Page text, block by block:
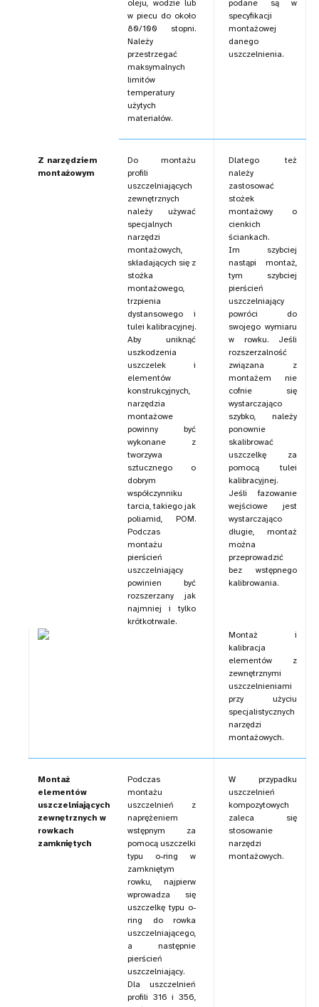
oleju, wodzie lub
w piecu do około
80/100 stopni.
Należy
przestrzegać
maksymalnych
limitów
temperatury
użytych
materiałów.
podane są w
specyfikacji
montażowej
danego
uszczelnienia.
Z narzędziem
montażowym
Do montażu
profili
uszczelniających
zewnętrznych
należy używać
specjalnych
narzędzi
montażowych,
składających się z
stożka
montażowego,
trzpienia
dystansowego i
tulei kalibracyjnej.
Aby uniknąć
uszkodzenia
uszczelek i
elementów
konstrukcyjnych,
narzędzia
montażowe
powinny być
wykonane z
tworzywa
sztucznego o
dobrym
współczynniku
tarcia, takiego jak
poliamid, POM.
Podczas
montażu
pierścień
uszczelniający
powinien być
rozszerzany jak
najmniej i tylko
krótkotrwale.
Dlatego też
należy
zastosować
stożek
montażowy o
cienkich
ściankach.
Im szybciej
nastąpi montaż,
tym szybciej
pierścień
uszczelniający
powróci do
swojego wymiaru
w rowku. Jeśli
rozszerzalność
związana z
montażem nie
cofnie się
wystarczająco
szybko, należy
ponownie
skalibrować
uszczelkę za
pomocą tulei
kalibracyjnej.
Jeśli fazowanie
wejściowe jest
wystarczająco
długie, montaż
można
przeprowadzić
bez wstępnego
kalibrowania.
Montaż i
kalibracja
elementów z
zewnętrznymi
uszczelnieniami
przy użyciu
specjalistycznych
narzędzi
montażowych.
Montaż
elementów
uszczelniających
zewnętrznych w
rowkach
zamkniętych
Podczas
montażu
uszczelnień z
naprężeniem
wstępnym za
pomocą uszczelki
typu o-ring w
zamkniętym
rowku, najpierw
wprowadza się
uszczelkę typu o-
ring do rowka
uszczelniającego,
a następnie
pierścień
uszczelniający.
Dla uszczelnień
profili 316 i 356,
W przypadku
uszczelnień
kompozytowych
zaleca się
stosowanie
narzędzi
montażowych.